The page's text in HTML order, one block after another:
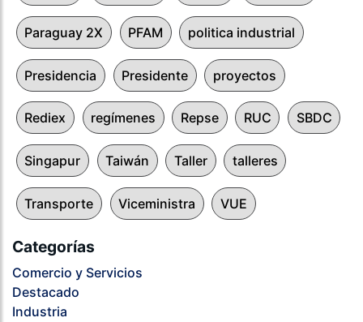
Paraguay 2X PFAM politica industrial
Presidencia Presidente proyectos
Rediex regímenes Repse RUC SBDC
Singapur Taiwán Taller talleres
Transporte Viceministra VUE
Categorías
Comercio y Servicios
Destacado
Industria